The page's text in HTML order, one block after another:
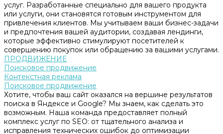
услуг. Разработанные специально для вашего продукта
или услуги, они становятся готовым инструментом для
привлечения клиентов. Мы учитываем ваши бизнес-задачи
и предпочтения вашей аудитории, создавая лендинги,
которые эффективно стимулируют посетителей к
совершению покупок или обращению за вашими услугами.
ПРОДВИЖЕНИЕ
Поисковое продвижение
Контекстная реклама
Поисковое продвижение
Хотите, чтобы ваш сайт оказался на вершине результатов
поиска в Яндексе и Google? Мы знаем, как сделать это
возможным. Наша команда предоставляет полный
комплекс услуг по SEO: от тщательного анализа и
исправления технических ошибок до оптимизации